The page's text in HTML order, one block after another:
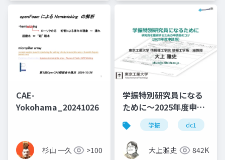
CAE-
Yokohama_20241026
杉山 一久 >100
学振特別研究員になる
ために～2025年度申請
版
学振 dc1
大上雅史 842K